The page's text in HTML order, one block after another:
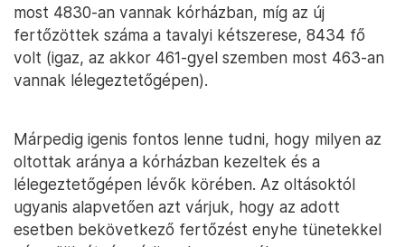
most 4830-an vannak kórházban, míg az új
fertőzöttek száma a tavalyi kétszerese, 8434 fő
volt (igaz, az akkor 461-gyel szemben most 463-an
vannak lélegeztetőgépen).
Márpedig igenis fontos lenne tudni, hogy milyen az
oltottak aránya a kórházban kezeltek és a
lélegeztetőgépen lévők körében. Az oltásoktól
ugyanis alapvetően azt várjuk, hogy az adott
esetben bekövetkező fertőzést enyhe tünetekkel